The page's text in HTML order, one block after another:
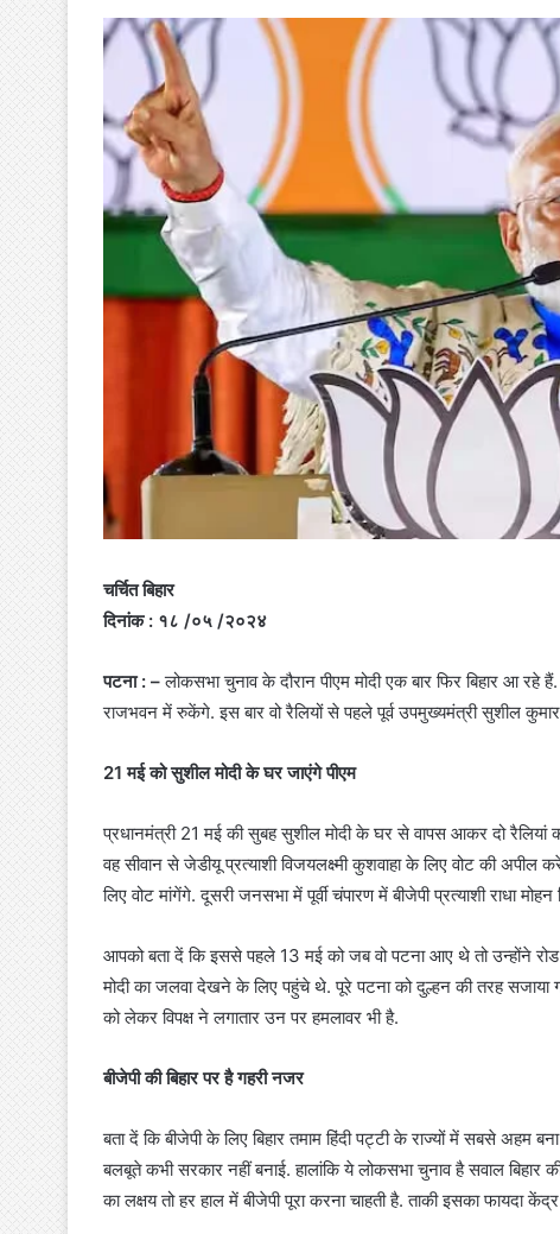
चर्चित बिहार
दिनांक : १८ /०५ /२०२४
पटना : –लोकसभा चुनाव के दौरान पीएम मोदी एक बार फिर बिहार आ रहे
राजभवन में रुकेंगे. इस बार वो रैलियों से पहले पूर्व उपमुख्यमंत्री सुशील
21 मई को सुशील मोदी के घर जाएंगे पीएम
प्रधानमंत्री 21 मई की सुबह सुशील मोदी के घर से वापस आकर दो
वह सीवान से जेडीयू प्रत्याशी विजयलक्ष्मी कुशवाहा के लिए वोट की
लिए वोट मांगेंगे. दूसरी जनसभा में पूर्वी चंपारण में बीजेपी प्रत्याशी राधा
आपको बता दें कि इससे पहले 13 मई को जब वो पटना आए थे तो उन्होंने
मोदी का जलवा देखने के लिए पहुंचे थे. पूरे पटना को दुल्हन की तरह सजाया
को लेकर विपक्ष ने लगातार उन पर हमलावर भी है.
बीजेपी की बिहार पर है गहरी नजर
बता दें कि बीजेपी के लिए बिहार तमाम हिंदी पट्टी के राज्यों में सबसे अहम
बलबूते कभी सरकार नहीं बनाई. हालांकि ये लोकसभा चुनाव है सवाल
का लक्षय तो हर हाल में बीजेपी पूरा करना चाहती है. ताकी इसका फायदा